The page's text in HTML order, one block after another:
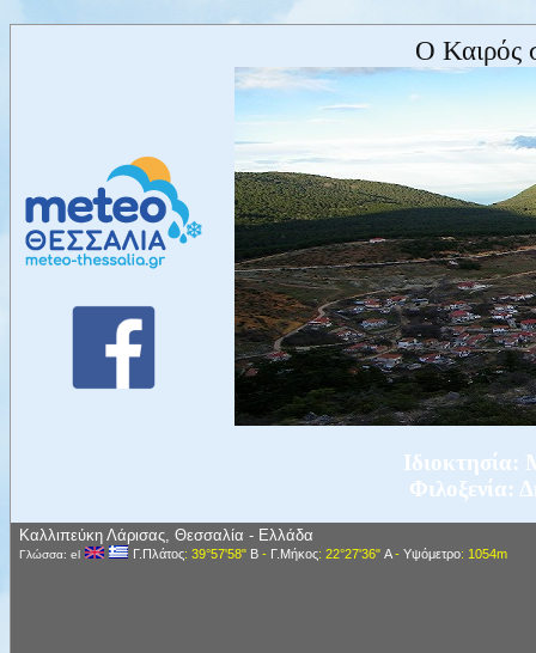
Ο Καιρός
Φιλοξενία:
Καλλιπεύκη Λάρισας, Θεσσαλία - Ελλάδα
Γλώσσα: el Γ.Πλάτος: 39°57'58" Β- Γ.Μήκος: 22°27'36" Α- Υψόμετρο: 1054m